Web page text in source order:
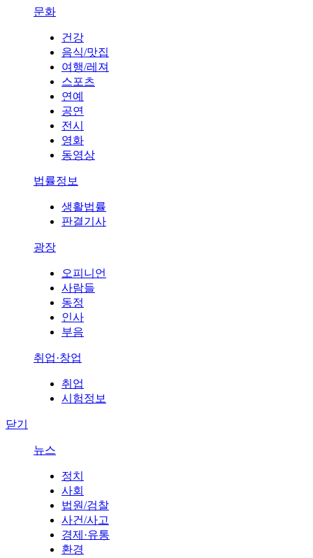
문화
건강
음식/맛집
여행/레져
스포츠
연예
공연
전시
영화
동영상
법률정보
생활법률
판결기사
광장
오피니언
사람들
동정
인사
부음
취업·창업
취업
시험정보
닫기
뉴스
정치
사회
법원/검찰
사건/사고
경제·유통
환경